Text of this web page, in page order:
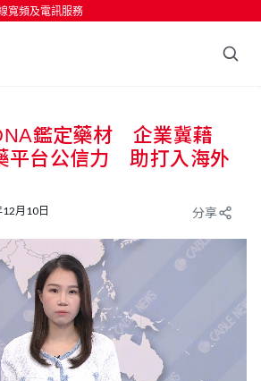
寬頻及電訊服務
鑑定藥材 企業冀藉
平台公信力 助打入海外
月10日 分享